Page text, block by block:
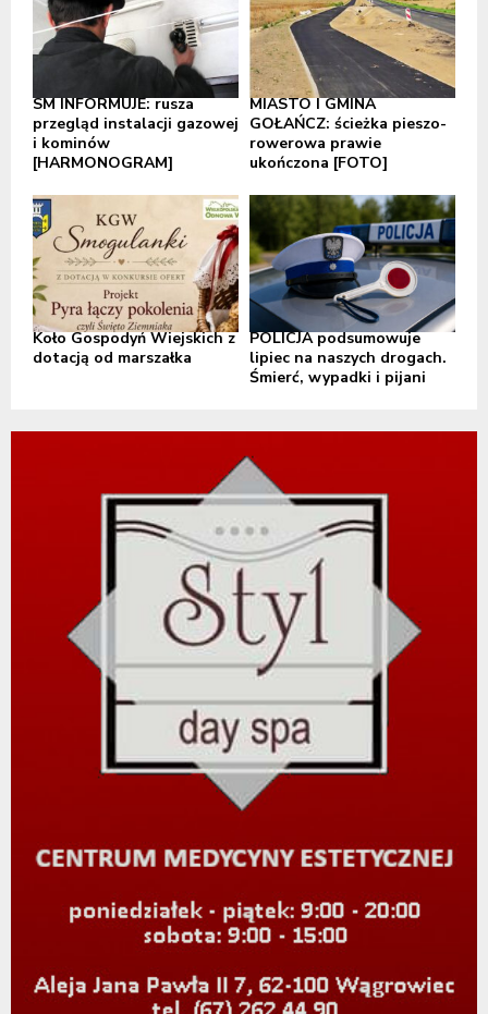
SM INFORMUJE: rusza
przegląd instalacji gazowej
i kominów
[HARMONOGRAM]
MIASTO I GMINA
GOŁAŃCZ: ścieżka pieszo-
rowerowa prawie
ukończona [FOTO]
Koło Gospodyń Wiejskich z
dotacją od marszałka
POLICJA podsumowuje
lipiec na naszych drogach.
Śmierć, wypadki i pijani